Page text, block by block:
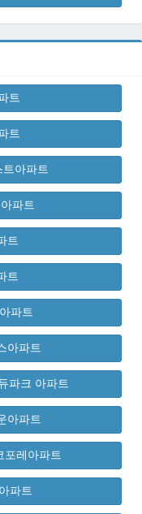
트
트
아파트
파트
트
트
파트
아파트
파크 아파트
아파트
포레아파트
파트